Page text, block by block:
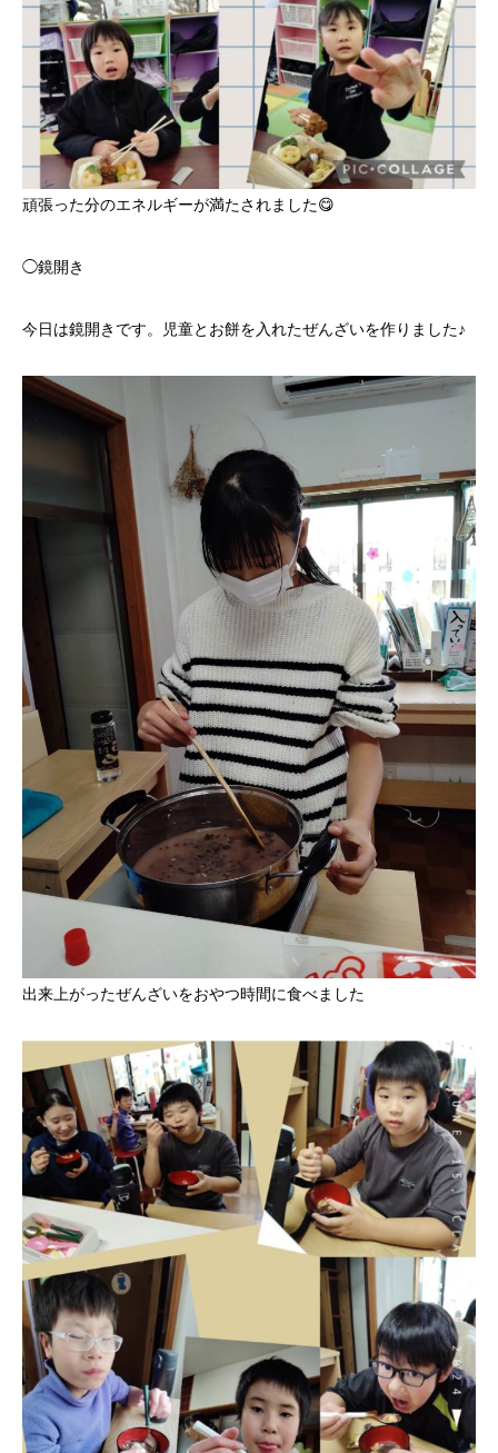
頑張った分のエネルギーが満たされました😋
◯鏡開き
今日は鏡開きです。児童とお餅を入れたぜんざいを作りました♪
出来上がったぜんざいをおやつ時間に食べました